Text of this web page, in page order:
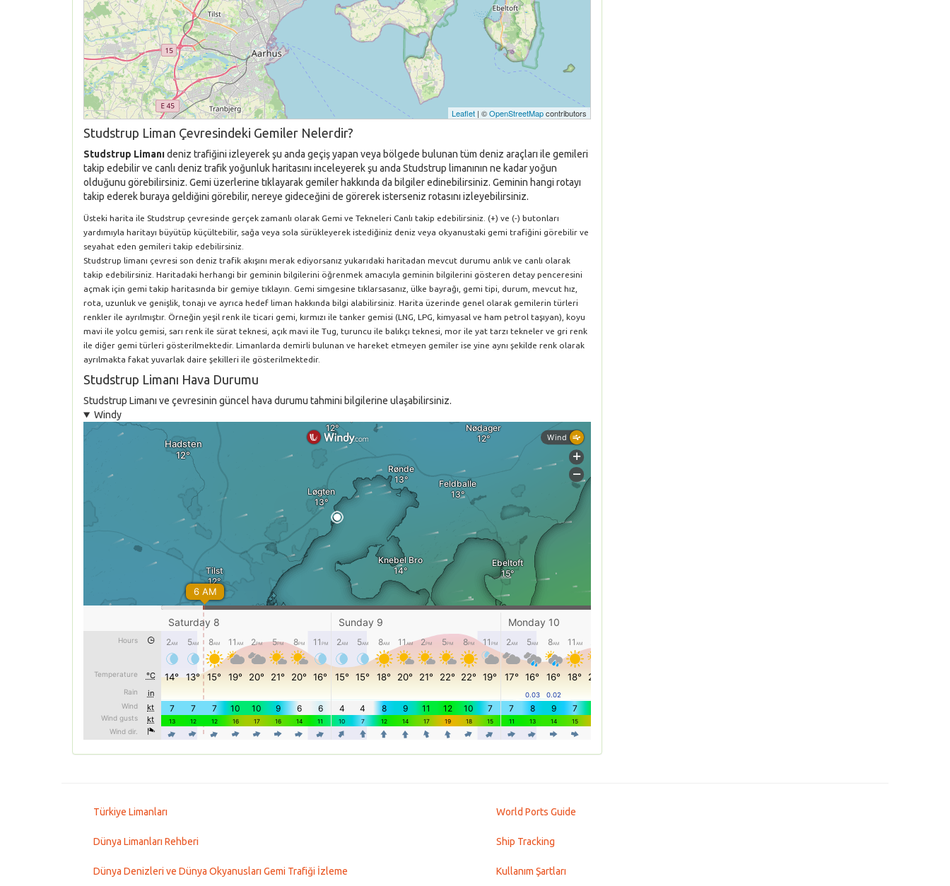
Leaflet | ©OpenStreetMapcontributors
Studstrup Liman Çevresindeki Gemiler Nelerdir?
Studstrup Limanıdeniz trafiğini izleyerek şu anda geçiş yapan veya bölgede bulunan tüm deniz araçları ile gemileri
takip edebilir ve canlı deniz trafik yoğunluk haritasını inceleyerek şu anda Studstrup limanının ne kadar yoğun
olduğunu görebilirsiniz. Gemi üzerlerine tıklayarak gemiler hakkında da bilgiler edinebilirsiniz. Geminin hangi rotayı
takip ederek buraya geldiğini görebilir, nereye gideceğini de görerek isterseniz rotasını izleyebilirsiniz.
Üsteki harita ile Studstrup çevresinde gerçek zamanlı olarak Gemi ve Tekneleri Canlı takip edebilirsiniz. (+) ve (-) butonları
yardımıyla haritayı büyütüp küçültebilir, sağa veya sola sürükleyerek istediğiniz deniz veya okyanustaki gemi trafiğini görebilir ve
seyahat eden gemileri takip edebilirsiniz.
Studstrup limanı çevresi son deniz trafik akışını merak ediyorsanız yukarıdaki haritadan mevcut durumu anlık ve canlı olarak
takip edebilirsiniz. Haritadaki herhangi bir geminin bilgilerini öğrenmek amacıyla geminin bilgilerini gösteren detay penceresini
açmak için gemi takip haritasında bir gemiye tıklayın. Gemi simgesine tıklarsasanız, ülke bayrağı, gemi tipi, durum, mevcut hız,
rota, uzunluk ve genişlik, tonajı ve ayrıca hedef liman hakkında bilgi alabilirsiniz. Harita üzerinde genel olarak gemilerin türleri
renkler ile ayrılmıştır. Örneğin yeşil renk ile ticari gemi, kırmızı ile tanker gemisi (LNG, LPG, kimyasal ve ham petrol taşıyan), koyu
mavi ile yolcu gemisi, sarı renk ile sürat teknesi, açık mavi ile Tug, turuncu ile balıkçı teknesi, mor ile yat tarzı tekneler ve gri renk
ile diğer gemi türleri gösterilmektedir. Limanlarda demirli bulunan ve hareket etmeyen gemiler ise yine aynı şekilde renk olarak
ayrılmakta fakat yuvarlak daire şekilleri ile gösterilmektedir.
Studstrup Limanı Hava Durumu
Studstrup Limanı ve çevresinin güncel hava durumu tahmini bilgilerine ulaşabilirsiniz.
Windy
Türkiye Limanları
Dünya Limanları Rehberi
Dünya Denizleri ve Dünya Okyanusları Gemi Trafiği İzleme
World Ports Guide
Ship Tracking
Kullanım Şartları